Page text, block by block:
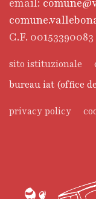
C.F.
sito istituzionale
bureau iat (office
privacy policy